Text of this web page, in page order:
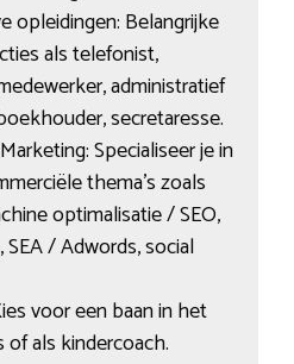
opleidingen: Belangrijke
als telefonist,
administratief
secretaresse.
Specialiseer je in
thema’s zoals
optimalisatie / SEO,
/ Adwords, social
voor een baan in het
of als kindercoach.